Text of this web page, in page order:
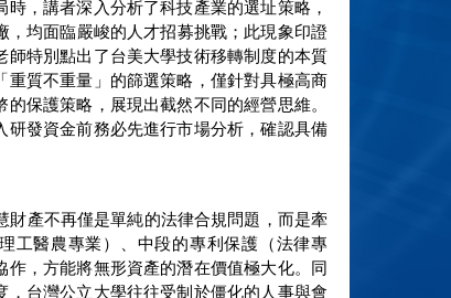
，講者深入分析了科技產業的選址策略，
均面臨嚴峻的人才招募挑戰；此現象印證
特別點出了台美大學技術移轉制度的本質
質不重量」的篩選策略，僅針對具極高商
保護策略，展現出截然不同的經營思維。
發資金前務必先進行市場分析，確認具備
產不再僅是單純的法律合規問題，而是牽
工醫農專業）、中段的專利保護（法律專
，方能將無形資產的潛在價值極大化。同
台灣公立大學往往受制於僵化的人事與會